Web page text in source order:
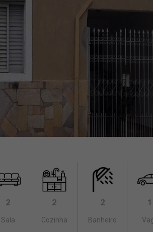
2
Sala
2
Cozinha
2
Banheiro
1